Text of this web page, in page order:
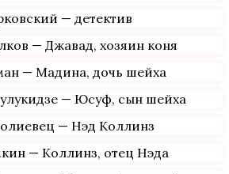
— детектив
— Джавад, хозяин коня
— Мадина, дочь шейха
— Юсуф, сын шейха
— Нэд Коллинз
— Коллинз, отец Нэда